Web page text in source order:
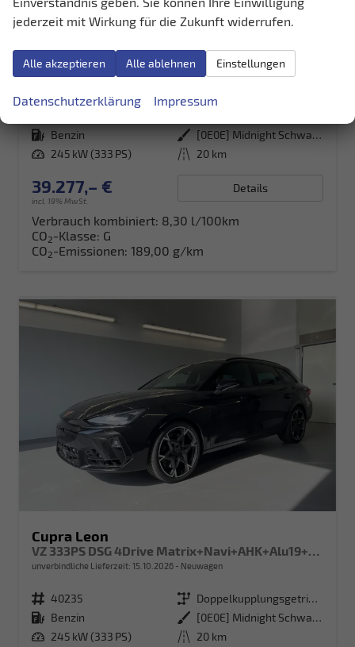
Cupra Leon
Kraftstoff Benzin Außenfarbe
[0E0E] Midnight Schwarz Metallic
Leistung 245 kW (333 PS) Kilometerstand 20 km
39.277,– €
incl. 19% MwSt.
Details
Verbrauch kombiniert: 8,30 l/100km
CO2-Klasse: G
CO2-Emissionen: 189,00 g/km
Cupra Leon
VZ 333PS DSG 4Drive Matrix+Navi+AHK+Alu19+Sitzheiz+IntelligentDrive+GV4
unverbindliche Lieferzeit: 15.10.2026 Neuwagen
Fahrzeugnr. 40235 Getriebe
Doppelkupplungsgetriebe (DSG)
Kraftstoff Benzin Außenfarbe
[0E0E] Midnight Schwarz Metallic
Leistung 245 kW (333 PS) Kilometerstand 20 km
jederzeit mit Wirkung für die Zukunft widerrufen.
Alle akzeptieren Alle ablehnen Einstellungen
Datenschutzerklärung Impressum